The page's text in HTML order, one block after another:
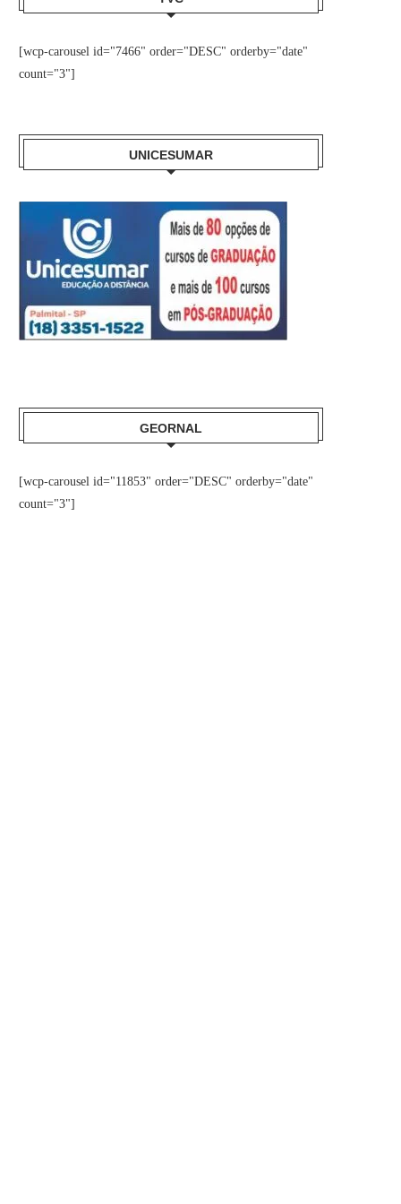
[wcp-carousel id="7466" order="DESC" orderby="date"
count="3"]
UNICESUMAR
GEORNAL
[wcp-carousel id="11853" order="DESC" orderby="date"
count="3"]